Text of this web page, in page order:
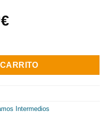
€El
actual
es:
345.30€.
INOXIDABLE / OPEL
Intermedios